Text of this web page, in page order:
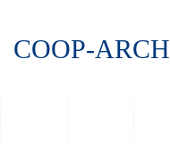
COOP-ARCH